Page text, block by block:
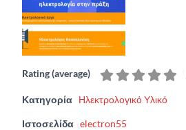
Rating (average)
Κατηγορία Ηλεκτρολογικό Υλικό
Ιστοσελίδα electron55